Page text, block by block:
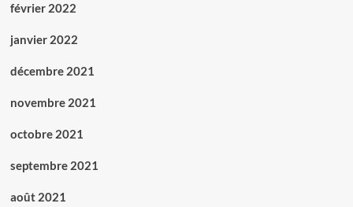
février 2022
janvier 2022
décembre 2021
novembre 2021
octobre 2021
septembre 2021
août 2021